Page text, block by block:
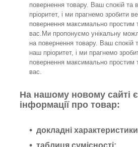
повернення товару. Ваш спокій та
пріоритет, і ми прагнемо зробити
повернення максимально простим
вас.Ми пропонуємо унікальну
на повернення товару. Ваш спокій
наш пріоритет, і ми прагнемо
повернення максимально простим
вас.
На нашому новому сайті
інформації про товар:
докладні